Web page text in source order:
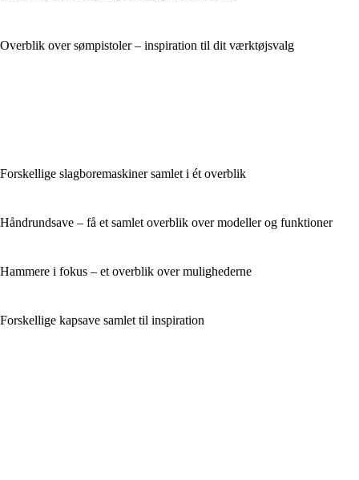
Overblik over sømpistoler – inspiration til dit værktøjsvalg
Forskellige slagboremaskiner samlet i ét overblik
Håndrundsave – få et samlet overblik over modeller og funktioner
Hammere i fokus – et overblik over mulighederne
Forskellige kapsave samlet til inspiration